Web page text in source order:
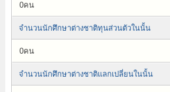
0คน
จำนวนนักศึกษาต่างชาติทุนส่วนตัวในนั้น
0คน
จำนวนนักศึกษาต่างชาติแลกเปลี่ยนในนั้น